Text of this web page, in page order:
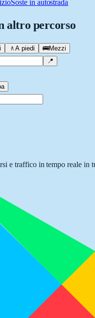
Soste in autostrada
altro percorso
🚶 A piedi 🚌Mezzi
📍
e traffico in tempo reale in